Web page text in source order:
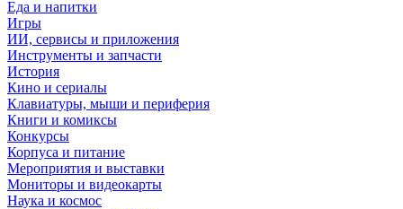
Еда и напитки
Игры
ИИ, сервисы и приложения
Инструменты и запчасти
История
Кино и сериалы
Клавиатуры, мыши и периферия
Книги и комиксы
Конкурсы
Корпуса и питание
Мероприятия и выставки
Мониторы и видеокарты
Наука и космос